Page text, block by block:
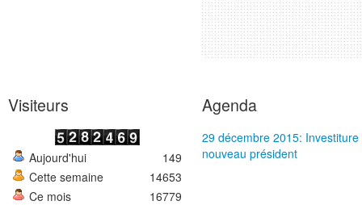
Visiteurs
Aujourd'hui
Cette semaine
Ce mois
149
14653
16779
Agenda
29 décembre 2015: Investiture
nouveau président